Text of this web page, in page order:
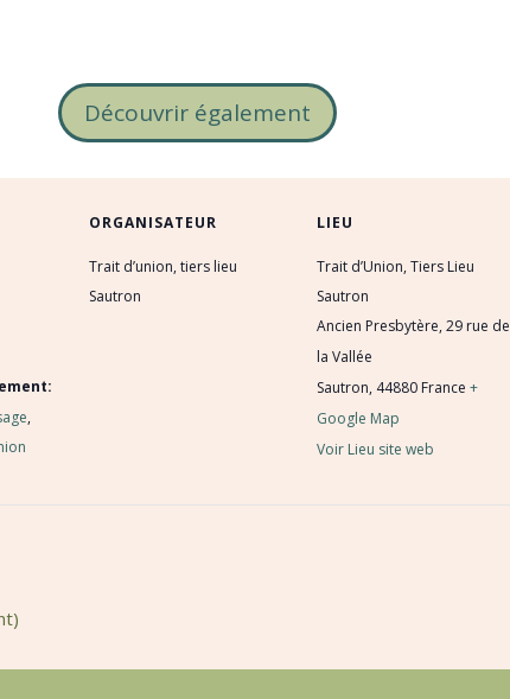
Découvrir également
,
ORGANISATEUR
Trait d’union, tiers lieu
Sautron
LIEU
Trait d’Union, Tiers Lieu
Sautron
Ancien Presbytère, 29 rue de
la Vallée
Sautron, 44880 France +
Google Map
Voir Lieu site web